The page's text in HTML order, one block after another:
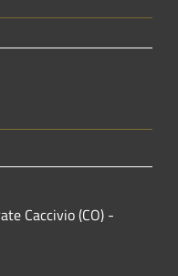
Caccivio (CO) -